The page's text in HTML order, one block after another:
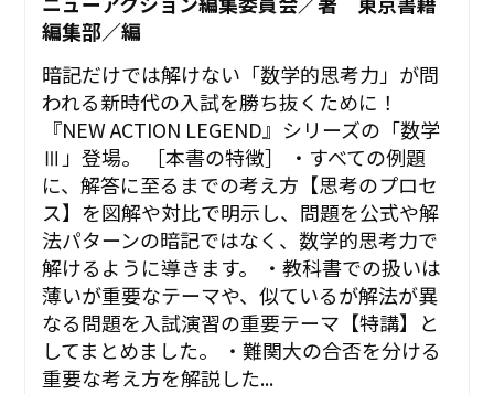
編集部／編
暗記だけでは解けない「数学的思考力」が問
われる新時代の入試を勝ち抜くために！
『NEW ACTION LEGEND』シリーズの「数学
Ⅲ」登場。 ［本書の特徴］ ・すべての例題
に、解答に至るまでの考え方【思考のプロセ
ス】を図解や対比で明示し、問題を公式や解
法パターンの暗記ではなく、数学的思考力で
解けるように導きます。 ・教科書での扱いは
薄いが重要なテーマや、似ているが解法が異
なる問題を入試演習の重要テーマ【特講】と
してまとめました。 ・難関大の合否を分ける
重要な考え方を解説した...